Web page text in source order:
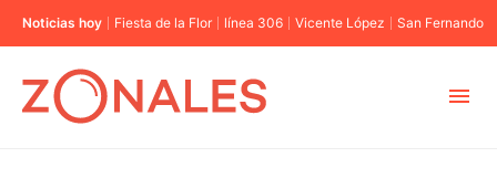
Noticias hoy Fiesta de la Flor línea 306 Vicente López San Fernando